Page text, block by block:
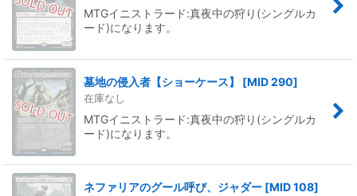
MTGイニストラード:真夜中の狩り(シングルカ
ード)になります。
墓地の侵入者【ショーケース】 [MID 290]
在庫なし
MTGイニストラード:真夜中の狩り(シングルカ
ード)になります。
ネファリアのグール呼び、ジャダー [MID 108]